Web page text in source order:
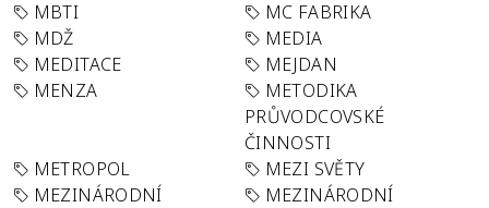
MBTI
MC FABRIKA
MDŽ
MEDIA
MEDITACE
MEJDAN
MENZA
METODIKA
PRŮVODCOVSKÉ
ČINNOSTI
METROPOL
MEZI SVĚTY
MEZINÁRODNÍ
MEZINÁRODNÍ